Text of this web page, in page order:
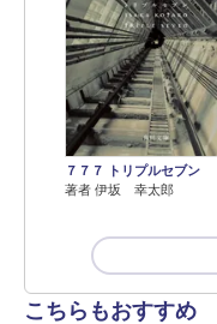
７７７ トリプルセブン
著者 伊坂 幸太郎
こちらもおすすめ